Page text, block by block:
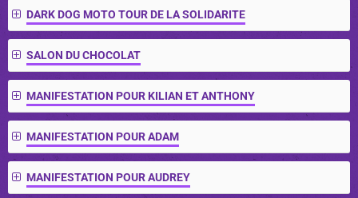
DARK DOG MOTO TOUR DE LA SOLIDARITE
SALON DU CHOCOLAT
MANIFESTATION POUR KILIAN ET ANTHONY
MANIFESTATION POUR ADAM
MANIFESTATION POUR AUDREY